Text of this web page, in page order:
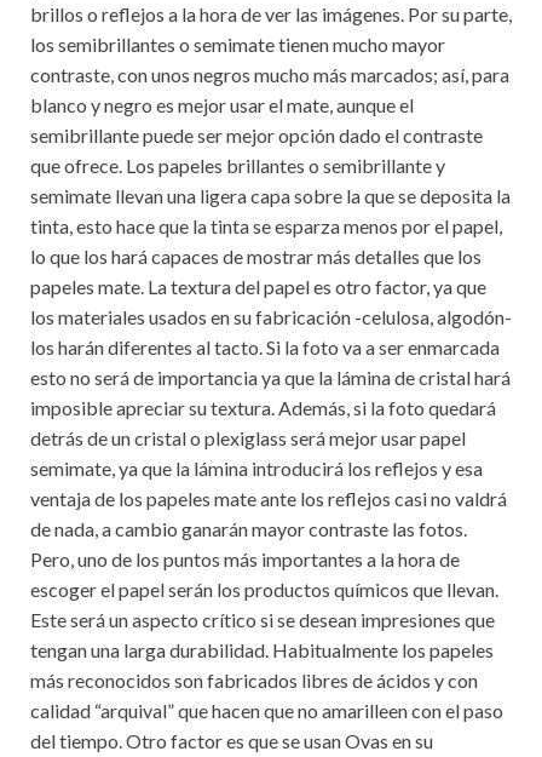
brillos o reflejos a la hora de ver las imágenes. Por su parte,
los semibrillantes o semimate tienen mucho mayor
contraste, con unos negros mucho más marcados; así, para
blanco y negro es mejor usar el mate, aunque el
semibrillante puede ser mejor opción dado el contraste
que ofrece. Los papeles brillantes o semibrillante y
semimate llevan una ligera capa sobre la que se deposita la
tinta, esto hace que la tinta se esparza menos por el papel,
lo que los hará capaces de mostrar más detalles que los
papeles mate. La textura del papel es otro factor, ya que
los materiales usados en su fabricación -celulosa, algodón-
los harán diferentes al tacto. Si la foto va a ser enmarcada
esto no será de importancia ya que la lámina de cristal hará
imposible apreciar su textura. Además, si la foto quedará
detrás de un cristal o plexiglass será mejor usar papel
semimate, ya que la lámina introducirá los reflejos y esa
ventaja de los papeles mate ante los reflejos casi no valdrá
de nada, a cambio ganarán mayor contraste las fotos.
Pero, uno de los puntos más importantes a la hora de
escoger el papel serán los productos químicos que llevan.
Este será un aspecto crítico si se desean impresiones que
tengan una larga durabilidad. Habitualmente los papeles
más reconocidos son fabricados libres de ácidos y con
calidad “arquival” que hacen que no amarilleen con el paso
del tiempo. Otro factor es que se usan Ovas en su